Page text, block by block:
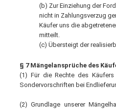
(b) Zur Einziehung der
nicht in Zahlungsverzug
Käufer uns die
mitteilt.
(c) Übersteigt der
§ 7 Mängelansprüche des
(1) Für die Rechte des
Sondervorschriften bei
(2) Grundlage unserer